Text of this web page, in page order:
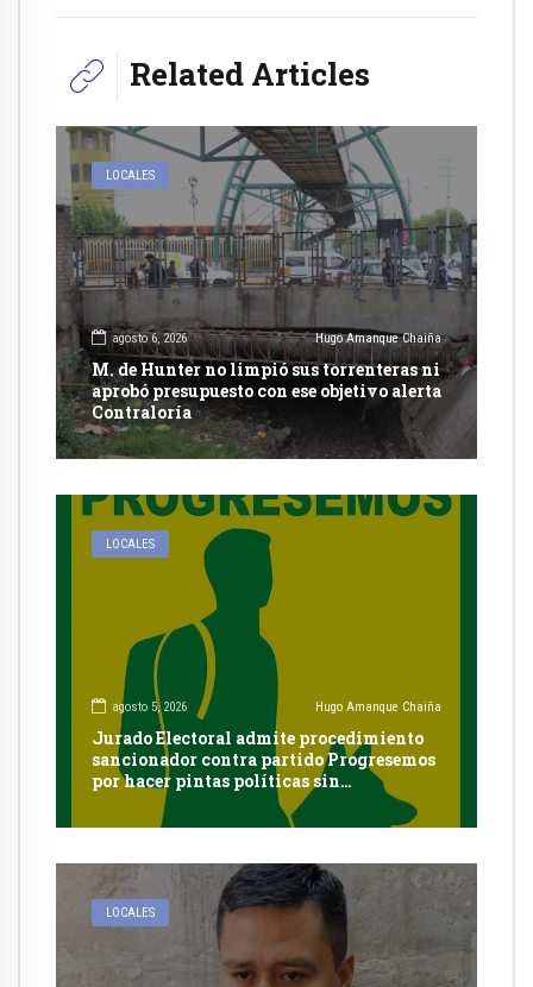
Related Articles
LOCALES
agosto 6, 2026 Hugo Amanque Chaiña
M. de Hunter no limpió sus torrenteras ni
aprobó presupuesto con ese objetivo alerta
Contraloría
LOCALES
agosto 5, 2026 Hugo Amanque Chaiña
Jurado Electoral admite procedimiento
sancionador contra partido Progresemos
por hacer pintas políticas sin
autorización en Cayma
LOCALES